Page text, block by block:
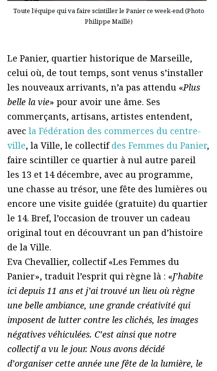
Toute l’équipe qui va faire scintiller le Panier ce week-end (Photo
Philippe Maillé)
Le Panier, quartier historique de Marseille,
celui où, de tout temps, sont venus s’installer
les nouveaux arrivants, n’a pas attendu «Plus
belle la vie» pour avoir une âme. Ses
commerçants, artisans, artistes entendent,
avec la Fédération des commerces du centre-
ville, la Ville, le collectifdes Femmes du Panier,
faire scintiller ce quartier à nul autre pareil
les 13 et 14 décembre, avec au programme,
une chasse au trésor, une fête des lumières ou
encore une visite guidée (gratuite) du quartier
le 14. Bref, l’occasion de trouver un cadeau
original tout en découvrant un pan d’histoire
de la Ville.
Eva Chevallier, collectif «Les Femmes du
Panier», traduit l’esprit qui règne là : «J’habite
ici depuis 11 ans et j’ai trouvé un lieu où règne
une belle ambiance, une grande créativité qui
imposent de lutter contre les clichés, les images
négatives véhiculées. C’est ainsi que notre
collectif a vu le jour. Nous avons décidé
d’organiser cette année une fête de la lumière, le